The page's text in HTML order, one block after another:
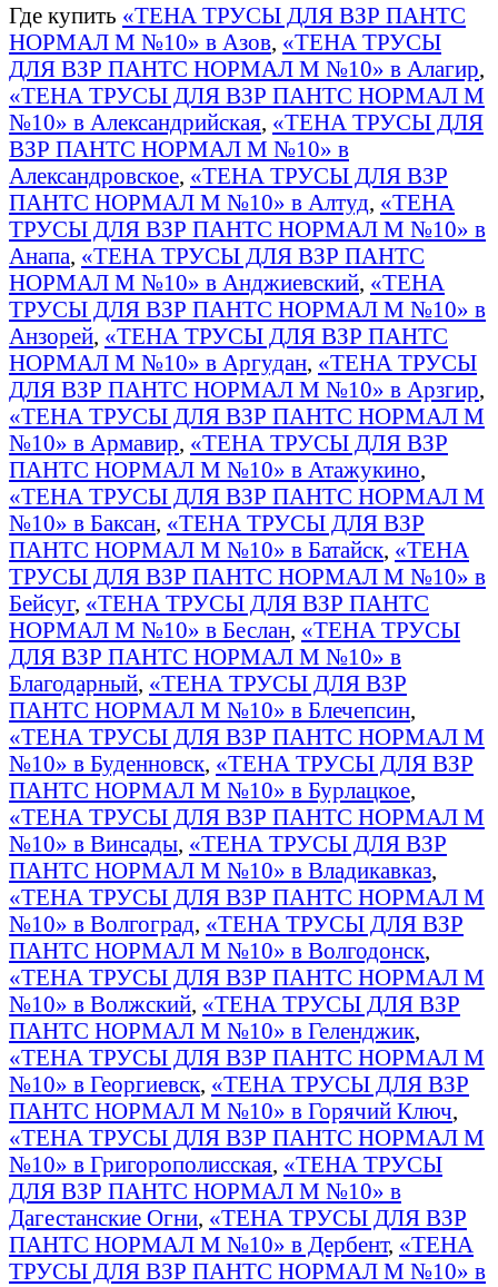
Где купить «ТЕНА ТРУСЫ ДЛЯ ВЗР ПАНТС
НОРМАЛ М №10» в Азов, «ТЕНА ТРУСЫ
ДЛЯ ВЗР ПАНТС НОРМАЛ М №10» в Алагир,
«ТЕНА ТРУСЫ ДЛЯ ВЗР ПАНТС НОРМАЛ М
№10» в Александрийская, «ТЕНА ТРУСЫ ДЛЯ
ВЗР ПАНТС НОРМАЛ М №10» в
Александровское, «ТЕНА ТРУСЫ ДЛЯ ВЗР
ПАНТС НОРМАЛ М №10» в Алтуд, «ТЕНА
ТРУСЫ ДЛЯ ВЗР ПАНТС НОРМАЛ М №10» в
Анапа, «ТЕНА ТРУСЫ ДЛЯ ВЗР ПАНТС
НОРМАЛ М №10» в Анджиевский, «ТЕНА
ТРУСЫ ДЛЯ ВЗР ПАНТС НОРМАЛ М №10» в
Анзорей, «ТЕНА ТРУСЫ ДЛЯ ВЗР ПАНТС
НОРМАЛ М №10» в Аргудан, «ТЕНА ТРУСЫ
ДЛЯ ВЗР ПАНТС НОРМАЛ М №10» в Арзгир,
«ТЕНА ТРУСЫ ДЛЯ ВЗР ПАНТС НОРМАЛ М
№10» в Армавир, «ТЕНА ТРУСЫ ДЛЯ ВЗР
ПАНТС НОРМАЛ М №10» в Атажукино,
«ТЕНА ТРУСЫ ДЛЯ ВЗР ПАНТС НОРМАЛ М
№10» в Баксан, «ТЕНА ТРУСЫ ДЛЯ ВЗР
ПАНТС НОРМАЛ М №10» в Батайск, «ТЕНА
ТРУСЫ ДЛЯ ВЗР ПАНТС НОРМАЛ М №10» в
Бейсуг, «ТЕНА ТРУСЫ ДЛЯ ВЗР ПАНТС
НОРМАЛ М №10» в Беслан, «ТЕНА ТРУСЫ
ДЛЯ ВЗР ПАНТС НОРМАЛ М №10» в
Благодарный, «ТЕНА ТРУСЫ ДЛЯ ВЗР
ПАНТС НОРМАЛ М №10» в Блечепсин,
«ТЕНА ТРУСЫ ДЛЯ ВЗР ПАНТС НОРМАЛ М
№10» в Буденновск, «ТЕНА ТРУСЫ ДЛЯ ВЗР
ПАНТС НОРМАЛ М №10» в Бурлацкое,
«ТЕНА ТРУСЫ ДЛЯ ВЗР ПАНТС НОРМАЛ М
№10» в Винсады, «ТЕНА ТРУСЫ ДЛЯ ВЗР
ПАНТС НОРМАЛ М №10» в Владикавказ,
«ТЕНА ТРУСЫ ДЛЯ ВЗР ПАНТС НОРМАЛ М
№10» в Волгоград, «ТЕНА ТРУСЫ ДЛЯ ВЗР
ПАНТС НОРМАЛ М №10» в Волгодонск,
«ТЕНА ТРУСЫ ДЛЯ ВЗР ПАНТС НОРМАЛ М
№10» в Волжский, «ТЕНА ТРУСЫ ДЛЯ ВЗР
ПАНТС НОРМАЛ М №10» в Геленджик,
«ТЕНА ТРУСЫ ДЛЯ ВЗР ПАНТС НОРМАЛ М
№10» в Георгиевск, «ТЕНА ТРУСЫ ДЛЯ ВЗР
ПАНТС НОРМАЛ М №10» в Горячий Ключ,
«ТЕНА ТРУСЫ ДЛЯ ВЗР ПАНТС НОРМАЛ М
№10» в Григорополисская, «ТЕНА ТРУСЫ
ДЛЯ ВЗР ПАНТС НОРМАЛ М №10» в
Дагестанские Огни, «ТЕНА ТРУСЫ ДЛЯ ВЗР
ПАНТС НОРМАЛ М №10» в Дербент, «ТЕНА
ТРУСЫ ДЛЯ ВЗР ПАНТС НОРМАЛ М №10» в